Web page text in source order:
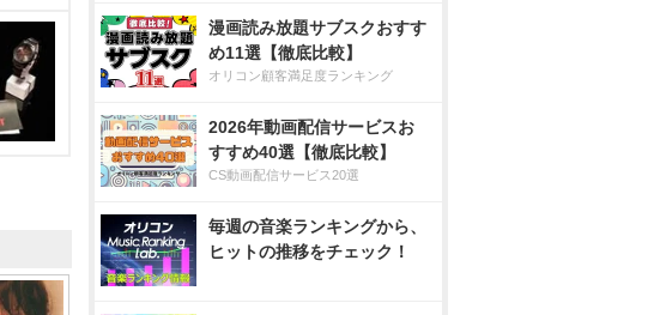
漫画読み放題サブスクおすす
め11選【徹底比較】
オリコン顧客満足度ランキング
2026年動画配信サービスお
すすめ40選【徹底比較】
CS動画配信サービス20選
毎週の音楽ランキングから、
ヒットの推移をチェック！